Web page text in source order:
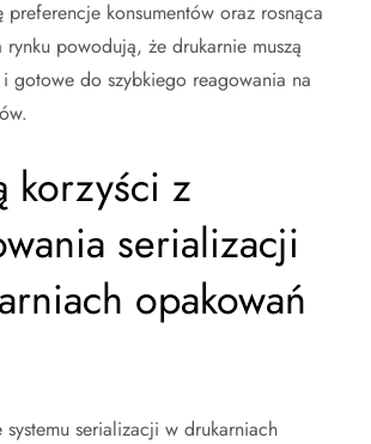
preferencje konsumentów oraz rosnąca
rynku powodują, że drukarnie muszą
gotowe do szybkiego reagowania na
korzyści z
serializacji
opakowań
serializacji w drukarniach